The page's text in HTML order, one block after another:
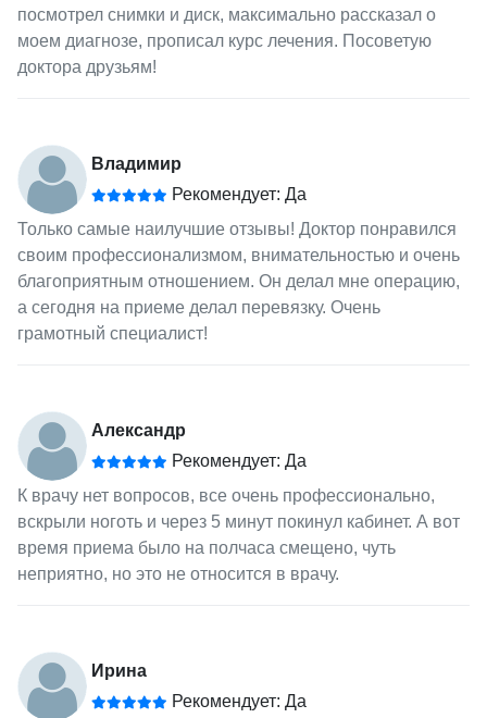
посмотрел снимки и диск, максимально рассказал о
моем диагнозе, прописал курс лечения. Посоветую
доктора друзьям!
Владимир
Рекомендует: Да
Только самые наилучшие отзывы! Доктор понравился
своим профессионализмом, внимательностью и очень
благоприятным отношением. Он делал мне операцию,
а сегодня на приеме делал перевязку. Очень
грамотный специалист!
Александр
Рекомендует: Да
К врачу нет вопросов, все очень профессионально,
вскрыли ноготь и через 5 минут покинул кабинет. А вот
время приема было на полчаса смещено, чуть
неприятно, но это не относится в врачу.
Ирина
Рекомендует: Да